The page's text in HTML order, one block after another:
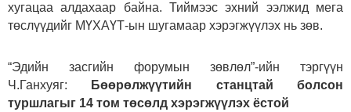
хугацаа алдахаар байна. Тиймээс эхний ээлжид мега
төслүүдийг МҮХАҮТ-ын шугамаар хэрэгжүүлэх нь зөв.
“Эдийн засгийн форумын зөвлөл”-ийн тэргүүн
Ч.Ганхуяг:
Бөөрөлжүүтийн станцтай болсон
туршлагыг 14 том төсөлд хэрэгжүүлэх ёстой